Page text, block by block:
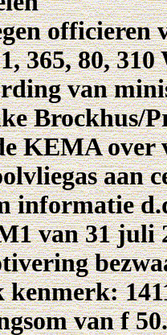
officieren
365, 80, 310
van
Brockhus/
KEMA over
aan
informatie
van 31 juli
kenmerk:
van f